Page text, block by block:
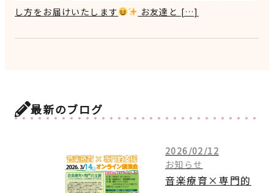
し方をお届けいたします
お友達と […]
最新のブログ
2026/02/12
お知らせ
音楽療育×専門的